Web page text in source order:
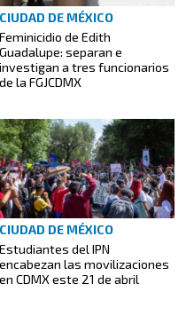
CIUDAD DE MÉXICO
Feminicidio de Edith
Guadalupe: separan e
investigan a tres funcionarios
de la FGJCDMX
CIUDAD DE MÉXICO
Estudiantes del IPN
encabezan las movilizaciones
en CDMX este 21 de abril